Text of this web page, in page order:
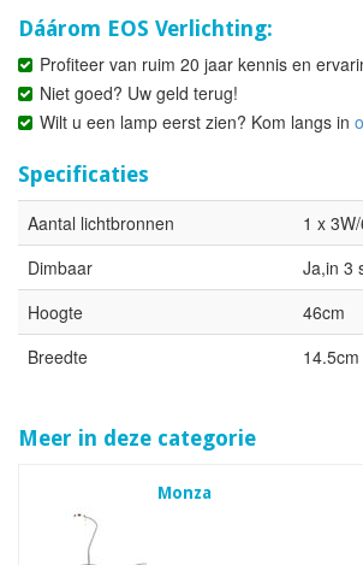
Dáárom EOS Verlichting:
Profiteer van ruim 20 jaar kennis en
Niet goed? Uw geld terug!
Wilt u een lamp eerst zien? Kom langs in
Specificaties
Aantal lichtbronnen
1 x
Dimbaar
Ja,in 3
Hoogte
46cm
Breedte
14.5cm
Meer in deze categorie
Monza